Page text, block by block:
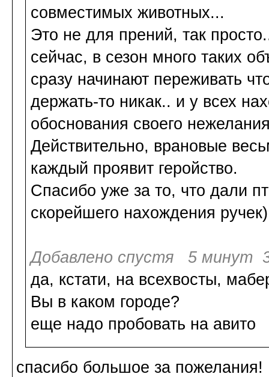
совместимых животных...
Это не для прений, так
сейчас, в сезон много таких
сразу начинают переживать
держать-то никак.. и у всех
обоснования своего
Действительно, врановые
каждый проявит геройство.
Спасибо уже за то, что дали
скорейшего нахождения ручек)
Добавлено спустя 5 минут
да, кстати, на всехвосты,
Вы в каком городе?
еще надо пробовать на авито
спасибо большое за пожелания!